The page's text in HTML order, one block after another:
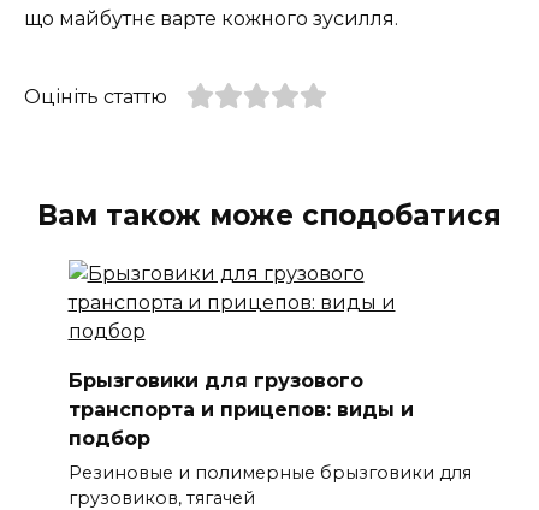
що майбутнє варте кожного зусилля.
Оцініть статтю
Вам також може сподобатися
Брызговики для грузового
транспорта и прицепов: виды и
подбор
Резиновые и полимерные брызговики для
грузовиков, тягачей